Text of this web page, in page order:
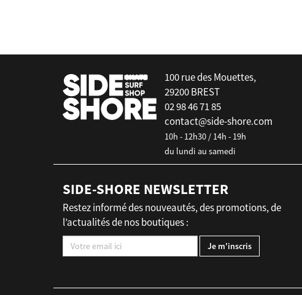
100 rue des Mouettes,
29200 BREST
02 98 46 71 85
contact@side-shore.com
10h - 12h30 / 14h - 19h
du lundi au samedi
SIDE-SHORE NEWSLETTER
Restez informé des nouveautés, des promotions, de
l’actualités de nos boutiques :